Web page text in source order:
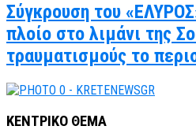
Σύγκρουση του
πλοίο στο λιμάνι της
τραυματισμούς το
ΚΕΝΤΡΙΚΟ ΘΕΜΑ